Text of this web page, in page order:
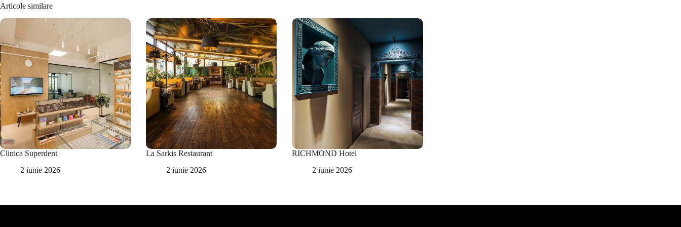
Articole similare
Clinica Superdent
2 iunie 2026
La Sarkis Restaurant
2 iunie 2026
RICHMOND Hotel
2 iunie 2026